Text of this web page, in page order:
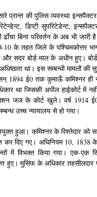
प्रान्त की पुलिस व्यवस्था
डिप्टी सुपरिटेडेन्ट,
बिना परिवर्तन के अब भी जारी
के तहत जिले के पश्चिमकोत्तर
सदर बोर्ड माल के अधीन हुए।
था। इस सम्बन्धी मामलों
1894 ई0 तक कुमाऊँ कमिश्नर ही
था जिसकी अपील हाईकोर्ट में
जज के कोर्ट खुले। वर्ष 1914 ई0
उच्च न्यायालय से हो गया।
हुआ। कमिश्नर के रिश्तेदार को
कर दिए गए। अधिनियम 10, 1838
में विभक्त किया गया। एक-एक
हुए। मुसिंफ के अधिकार तहसीलदार